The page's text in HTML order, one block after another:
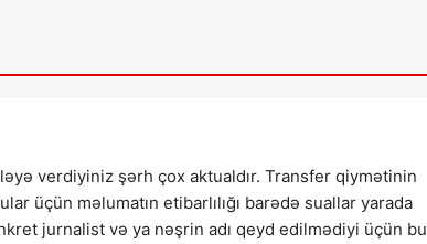
verdiyiniz şərh çox aktualdır. Transfer qiymətinin
üçün məlumatın etibarlılığı barədə suallar yarada
jurnalist və ya nəşrin adı qeyd edilmədiyi üçün bu